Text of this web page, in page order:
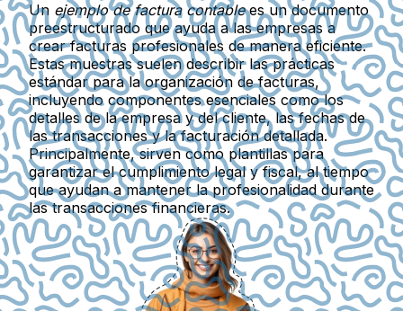
Un ejemplo de factura contablees un documento
preestructurado que ayuda a las empresas a
crear facturas profesionales de manera eficiente.
Estas muestras suelen describir las prácticas
estándar para la organización de facturas,
incluyendo componentes esenciales como los
detalles de la empresa y del cliente, las fechas de
las transacciones y la facturación detallada.
Principalmente, sirven como plantillas para
garantizar el cumplimiento legal y fiscal, al tiempo
que ayudan a mantener la profesionalidad durante
las transacciones financieras.